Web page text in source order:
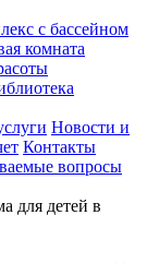
с бассейном
комната
Новости и
Контакты
вопросы
для детей в